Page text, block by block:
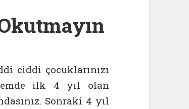
ciddi çocuklarınızı
ilk 4 yıl olan
Sonraki 4 yıl